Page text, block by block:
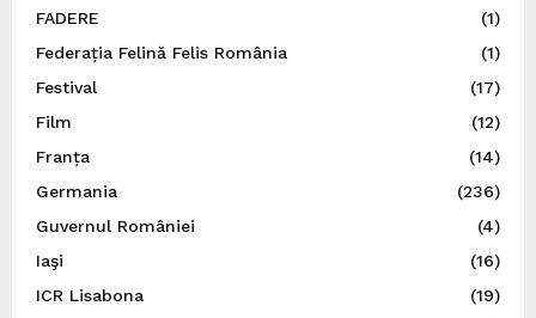
FADERE
(1)
Federația Felină Felis România
(1)
Festival
(17)
Film
(12)
Franța
(14)
Germania
(236)
Guvernul României
(4)
Iaşi
(16)
ICR Lisabona
(19)